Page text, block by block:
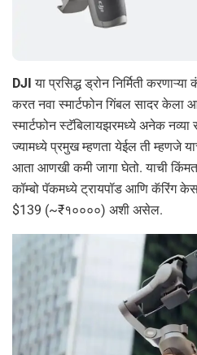
DJIया प्रसिद्ध ड्रोन निर्मिती
करत नवा स्मार्टफोन गिंबल सादर केला
स्मार्टफोन स्टॅबिलायझरमध्ये अनेक
ज्यामध्ये प्रमुख म्हणता येईल ती म्हणजे
आता आणखी कमी जागा घेतो. याची
कॉम्बो पॅकमध्ये ट्रायपॉड आणि कॅरिंग
$139 (~₹१००००) अशी असेल.